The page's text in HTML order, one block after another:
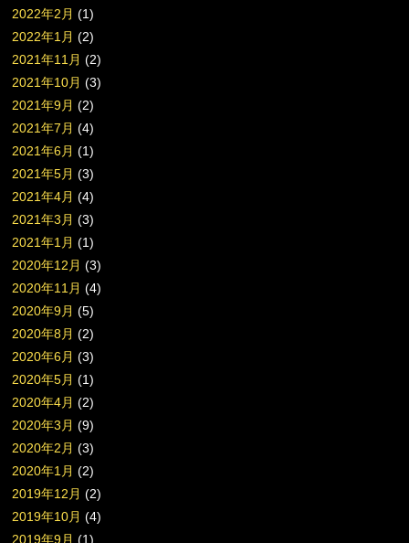
2022年2月 (1)
2022年1月 (2)
2021年11月 (2)
2021年10月 (3)
2021年9月 (2)
2021年7月 (4)
2021年6月 (1)
2021年5月 (3)
2021年4月 (4)
2021年3月 (3)
2021年1月 (1)
2020年12月 (3)
2020年11月 (4)
2020年9月 (5)
2020年8月 (2)
2020年6月 (3)
2020年5月 (1)
2020年4月 (2)
2020年3月 (9)
2020年2月 (3)
2020年1月 (2)
2019年12月 (2)
2019年10月 (4)
2019年9月 (1)